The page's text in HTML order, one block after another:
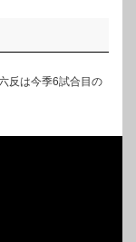
反は今季6試合目の